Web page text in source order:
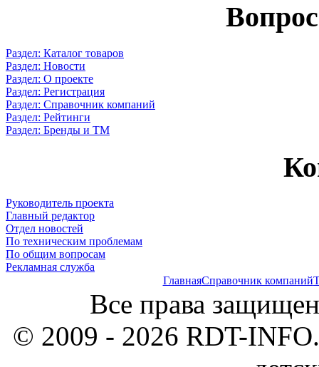
Раздел: Каталог товаров
Раздел: Новости
Раздел: О проекте
Раздел: Регистрация
Раздел: Справочник компаний
Раздел: Рейтинги
Раздел: Бренды и ТМ
Руководитель проекта
Главный редактор
Отдел новостей
По техническим проблемам
По общим вопросам
Рекламная служба
ГлавнаяСправочник компаний
Все права
© 2009 - 2026 RDT-